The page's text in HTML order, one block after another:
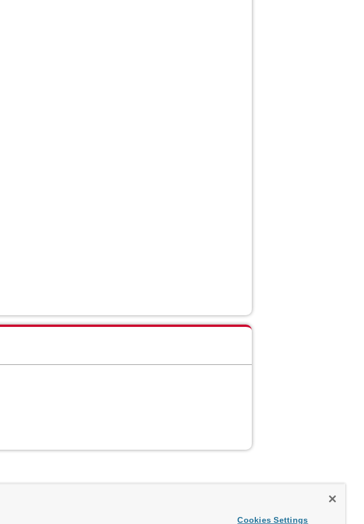
Cookies Settings